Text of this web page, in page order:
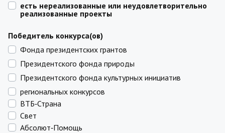
есть нереализованные или неудовлетворительно
реализованные проекты
Победитель конкурса(ов)
Фонда президентских грантов
Президентского фонда природы
Президентского фонда культурных инициатив
региональных конкурсов
ВТБ‑Страна
Свет
Абсолют‑Помощь